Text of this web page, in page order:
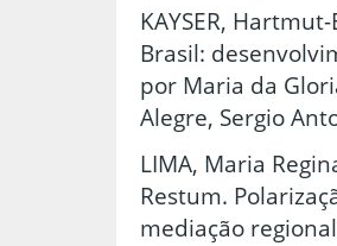
KAYSER,
Brasil:
por Maria da
Alegre, Sergio
LIMA, Maria
Restum.
mediação